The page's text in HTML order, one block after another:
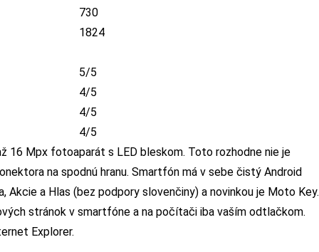
730
1824
5/5
4/5
4/5
4/5
16 Mpx fotoaparát s LED bleskom. Toto rozhodne nie je
na spodnú hranu. Smartfón má v sebe čistý Android
Akcie a Hlas (bez podpory slovenčiny) a novinkou je Moto Key.
stránok v smartfóne a na počítači iba vaším odtlačkom.
Explorer.